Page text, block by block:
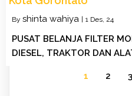
By shinta wahiya | 1 Des, 24
PUSAT BELANJA FILTER
DIESEL, TRAKTOR DAN
1 2 3